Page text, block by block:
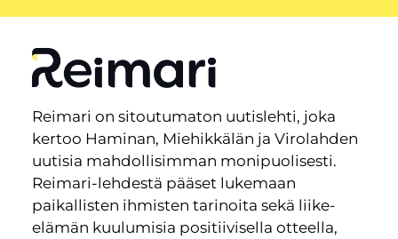
Reimari on sitoutumaton uutislehti, joka
kertoo Haminan, Miehikkälän ja Virolahden
uutisia mahdollisimman monipuolisesti.
Reimari-lehdestä pääset lukemaan
paikallisten ihmisten tarinoita sekä liike-
elämän kuulumisia positiivisella otteella,